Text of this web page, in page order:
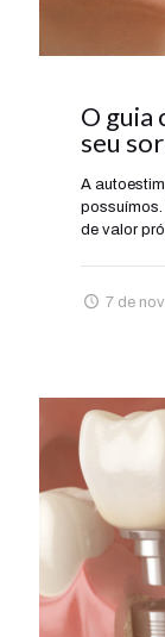
O
seu
A
possuímos.
de valor
7 de